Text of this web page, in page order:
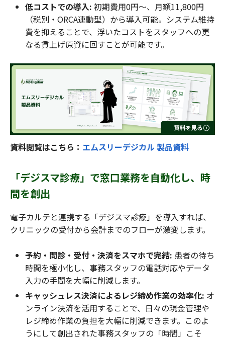
低コストでの導入: 初期費用0円〜、月額11,800円
（税別・ORCA連動型）から導入可能。システム維持
費を抑えることで、浮いたコストをスタッフへの更
なる賃上げ原資に回すことが可能です。
資料閲覧はこちら： エムスリーデジカル 製品資料
「デジスマ診療」で窓口業務を自動化し、時
間を創出
電子カルテと連携する「デジスマ診療」を導入すれば、
クリニックの受付から会計までのフローが激変します。
予約・問診・受付・決済をスマホで完結: 患者の待ち
時間を極小化し、事務スタッフの電話対応やデータ
入力の手間を大幅に削減します。
キャッシュレス決済によるレジ締め作業の効率化: オ
ンライン決済を活用することで、日々の現金管理や
レジ締め作業の負担を大幅に削減できます。このよ
うにして創出された事務スタッフの「時間」こそ